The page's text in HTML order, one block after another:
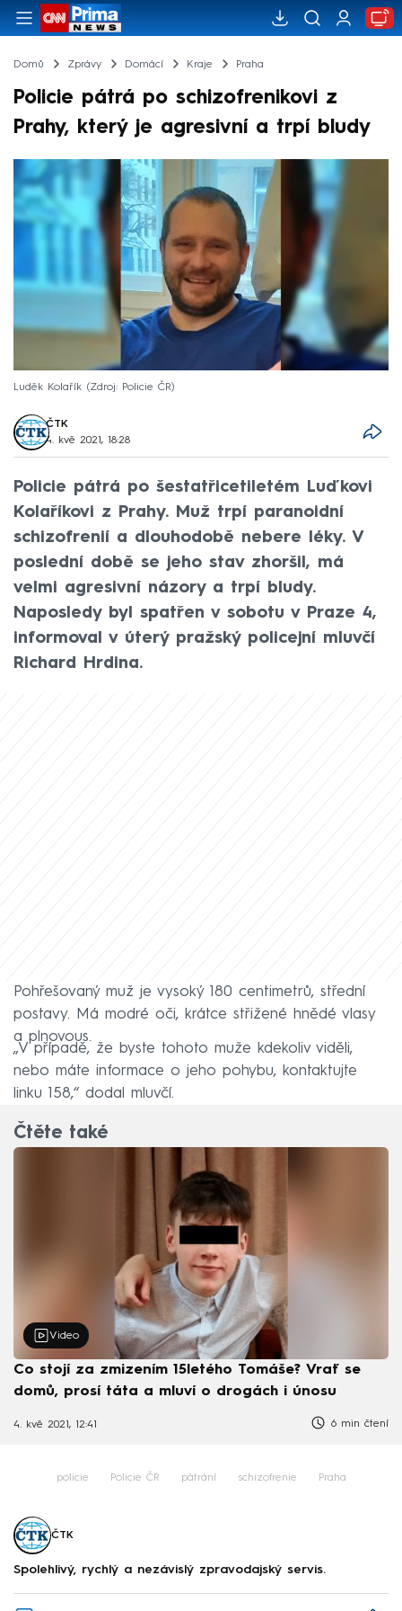
Domů Zprávy Domácí Kraje Praha
Policie pátrá po schizofrenikovi z
Prahy, který je agresivní a trpí bludy
Luděk Kolařík Zdroj: Policie ČR
ČTK
4. kvě 2021, 18:28
Policie pátrá po šestatřicetiletém Luďkovi
Kolaříkovi z Prahy. Muž trpí paranoidní
schizofrenií a dlouhodobě nebere léky. V
poslední době se jeho stav zhoršil, má
velmi agresivní názory a trpí bludy.
Naposledy byl spatřen v sobotu v Praze 4,
informoval v úterý pražský policejní mluvčí
Richard Hrdina.
Pohřešovaný muž je vysoký 180 centimetrů, střední
postavy. Má modré oči, krátce střižené hnědé vlasy
a plnovous.
„V případě, že byste tohoto muže kdekoliv viděli,
nebo máte informace o jeho pohybu, kontaktujte
linku 158,“ dodal mluvčí.
Čtěte také
Video
Co stojí za zmizením 15letého Tomáše? Vrať se
domů, prosí táta a mluví o drogách i únosu
4. kvě 2021, 12:41 6 min čtení
policie Policie ČR pátrání schizofrenie Praha
ČTK
Spolehlivý, rychlý a nezávislý zpravodajský servis.